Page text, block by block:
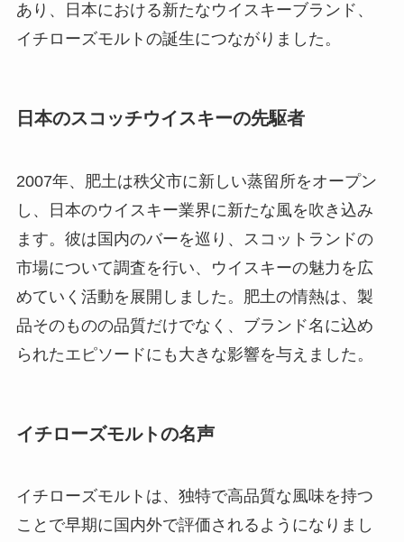
あり、日本における新たなウイスキーブランド、
イチローズモルトの誕生につながりました。
日本のスコッチウイスキーの先駆者
2007年、肥土は秩父市に新しい蒸留所をオープン
し、日本のウイスキー業界に新たな風を吹き込み
ます。彼は国内のバーを巡り、スコットランドの
市場について調査を行い、ウイスキーの魅力を広
めていく活動を展開しました。肥土の情熱は、製
品そのものの品質だけでなく、ブランド名に込め
られたエピソードにも大きな影響を与えました。
イチローズモルトの名声
イチローズモルトは、独特で高品質な風味を持つ
ことで早期に国内外で評価されるようになりまし